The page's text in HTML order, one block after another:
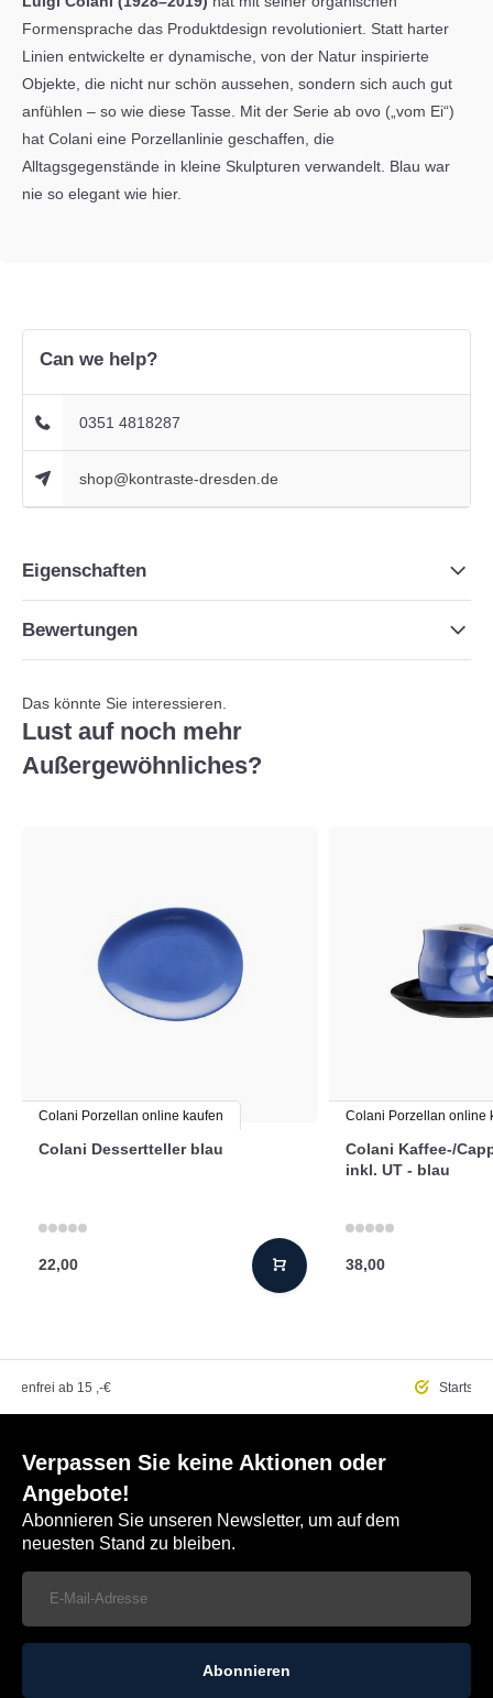
Formensprache das Produktdesign revolutioniert. Statt harter
Linien entwickelte er dynamische, von der Natur inspirierte
Objekte, die nicht nur schön aussehen, sondern sich auch gut
anfühlen – so wie diese Tasse. Mit der Serie ab ovo („vom Ei“)
hat Colani eine Porzellanlinie geschaffen, die
Alltagsgegenstände in kleine Skulpturen verwandelt. Blau war
nie so elegant wie hier.
Can we help?
0351 4818287
shop@kontraste-dresden.de
Eigenschaften
Bewertungen
Das könnte Sie interessieren.
Lust auf noch mehr
Außergewöhnliches?
Colani Porzellan online kaufen
Colani Dessertteller blau
22,00
Colani Porzellan online
Colani Kaffee-/
inkl. UT - blau
38,00
ab 15 ,-€
Verpassen Sie keine Aktionen oder
Angebote!
Abonnieren Sie unseren Newsletter, um auf dem
neuesten Stand zu bleiben.
Abonnieren